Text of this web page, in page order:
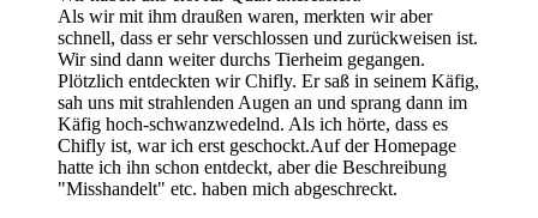
Als wir mit ihm draußen waren, merkten wir aber
schnell, dass er sehr verschlossen und zurückweisen ist.
Wir sind dann weiter durchs Tierheim gegangen.
Plötzlich entdeckten wir Chifly. Er saß in seinem Käfig,
sah uns mit strahlenden Augen an und sprang dann im
Käfig hoch-schwanzwedelnd. Als ich hörte, dass es
Chifly ist, war ich erst geschockt.Auf der Homepage
hatte ich ihn schon entdeckt, aber die Beschreibung
"Misshandelt" etc. haben mich abgeschreckt.